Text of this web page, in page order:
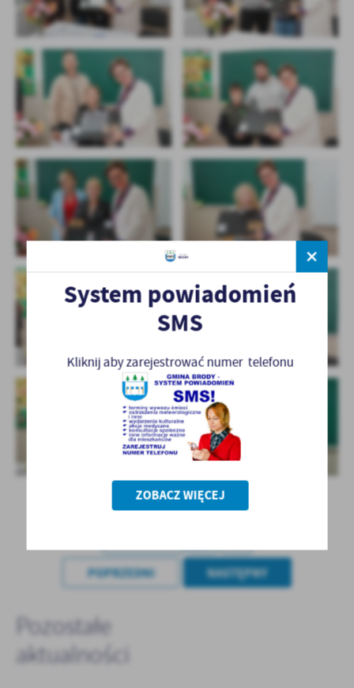
POPRZEDNI NASTĘPNY
Pozostałe
aktualności
System powiadomień
SMS
Kliknij aby zarejestrować numer telefonu
ZOBACZ WIĘCEJ